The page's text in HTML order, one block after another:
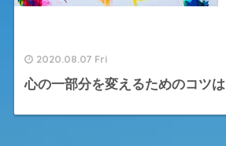
2020.08.07 Fri
心の一部分を変えるためのコツは